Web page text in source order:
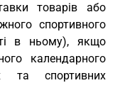
товарів або
спортивного
в ньому), якщо
календарного
та спортивних